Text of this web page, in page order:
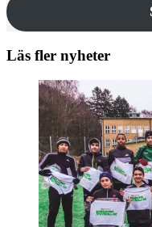
Läs fler nyheter